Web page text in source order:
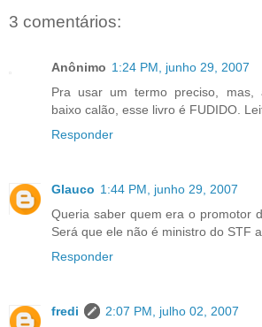
3 comentários:
Anônimo 1:24 PM, junho 29, 2007
Pra usar um termo preciso, mas,
baixo calão, esse livro é FUDIDO.
Responder
Glauco 1:44 PM, junho 29, 2007
Queria saber quem era o promotor
Será que ele não é ministro do STF
Responder
fredi
2:07 PM, julho 02, 2007